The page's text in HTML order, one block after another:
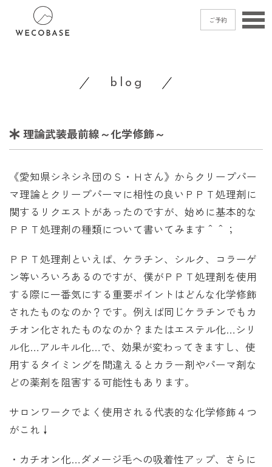
ご予約
shop
contact
ご予約→
blog
理論武装最前線～化学修飾～
《愛知県シネシネ団のＳ・Ｈさん》からクリープパー
マ理論とクリープパーマに相性の良いＰＰＴ処理剤に
関するリクエストがあったのですが、始めに基本的な
ＰＰＴ処理剤の種類について書いてみます＾＾；
ＰＰＴ処理剤といえば、ケラチン、シルク、コラーゲ
ン等いろいろあるのですが、僕がＰＰＴ処理剤を使用
する際に一番気にする重要ポイントはどんな化学修飾
されたものなのか？です。例えば同じケラチンでもカ
チオン化されたものなのか？またはエステル化…シリ
ル化…アルキル化…で、効果が変わってきますし、使
用するタイミングを間違えるとカラー剤やパーマ剤な
どの薬剤を阻害する可能性もあります。
サロンワークでよく使用される代表的な化学修飾４つ
がこれ↓
・カチオン化…ダメージ毛への吸着性アップ、さらに